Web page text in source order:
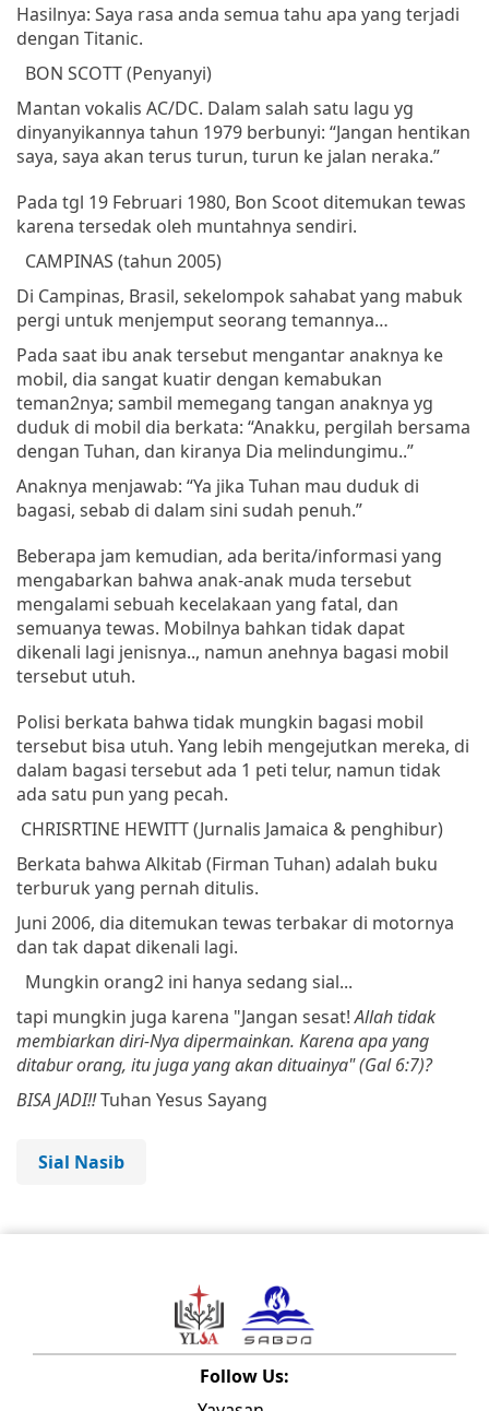
Hasilnya: Saya rasa anda semua tahu apa yang terjadi
dengan Titanic.
BON SCOTT (Penyanyi)
Mantan vokalis AC/DC. Dalam salah satu lagu yg
dinyanyikannya tahun 1979 berbunyi: “Jangan hentikan
saya, saya akan terus turun, turun ke jalan neraka.”
Pada tgl 19 Februari 1980, Bon Scoot ditemukan tewas
karena tersedak oleh muntahnya sendiri.
CAMPINAS (tahun 2005)
Di Campinas, Brasil, sekelompok sahabatyang mabuk
pergi untuk menjemputseorang temannya…
Pada saat ibu anak tersebut mengantaranaknya ke
mobil, dia sangat kuatir dengan kemabukan
teman2nya; sambil memegang tangan anaknya yg
duduk di mobil dia berkata: “Anakku, pergilah bersama
dengan Tuhan, dan kiranya Dia melindungimu..”
Anaknya menjawab: “Ya jika Tuhan mau duduk di
bagasi, sebab di dalam sini sudah penuh.”
Beberapa jam kemudian, ada berita/informasi yang
mengabarkan bahwa anak-anak muda tersebut
mengalami sebuah kecelakaan yang fatal, dan
semuanya tewas. Mobilnya bahkan tidak dapat
dikenali lagi jenisnya.., namun anehnya bagasi mobil
tersebut utuh.
Polisi berkata bahwa tidak mungkin bagasi mobil
tersebut bisa utuh. Yang lebih mengejutkan mereka, di
dalam bagasi tersebut ada 1 peti telur, namun tidak
ada satu pun yang pecah.
CHRISRTINE HEWITT (Jurnalis Jamaica & penghibur)
Berkata bahwa Alkitab (Firman Tuhan)adalah buku
terburuk yang pernah ditulis.
Juni 2006, dia ditemukan tewas terbakar di motornya
dan tak dapat dikenali lagi.
Mungkin orang2 ini hanya sedang sial...
tapi mungkin juga karena "Jangan sesat!Allah tidak
membiarkandiri-Nyadipermainkan. Karenaapayang
ditaburorang, itujugayangakandituainya" (Gal 6:7)?
BISA JADI!!Tuhan Yesus Sayang
Sial Nasib
Follow Us: